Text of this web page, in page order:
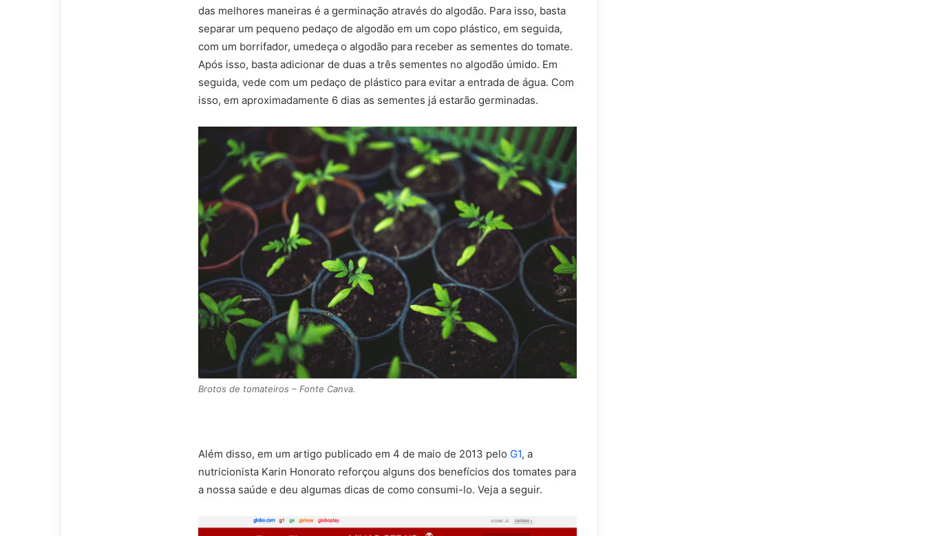
das melhores maneiras é a germinação através do algodão. Para isso, basta
separar um pequeno pedaço de algodão em um copo plástico, em seguida,
com um borrifador, umedeça o algodão para receber as sementes do tomate.
Após isso, basta adicionar de duas a três sementes no algodão úmido. Em
seguida, vede com um pedaço de plástico para evitar a entrada de água. Com
isso, em aproximadamente 6 dias as sementes já estarão germinadas.
Brotos de tomateiros – Fonte Canva.
Além disso, em um artigo publicado em 4 de maio de 2013 pelo G1, a
nutricionista Karin Honorato reforçou alguns dos benefícios dos tomates para
a nossa saúde e deu algumas dicas de como consumi-lo. Veja a seguir.